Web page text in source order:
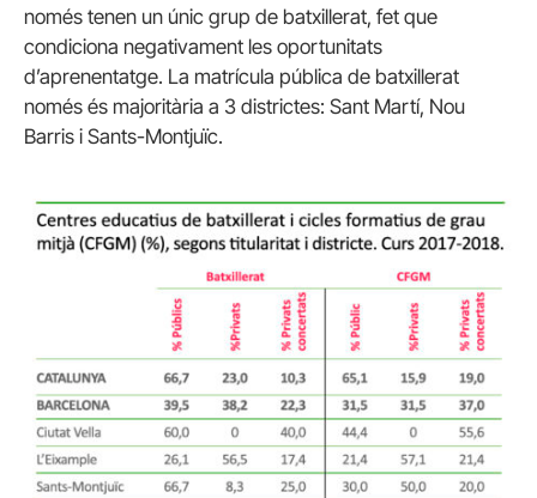
només tenen un únic grup de batxillerat, fet que
condiciona negativament les oportunitats
d’aprenentatge. La matrícula pública de batxillerat
només és majoritària a 3 districtes: Sant Martí, Nou
Barris i Sants-Montjuïc.